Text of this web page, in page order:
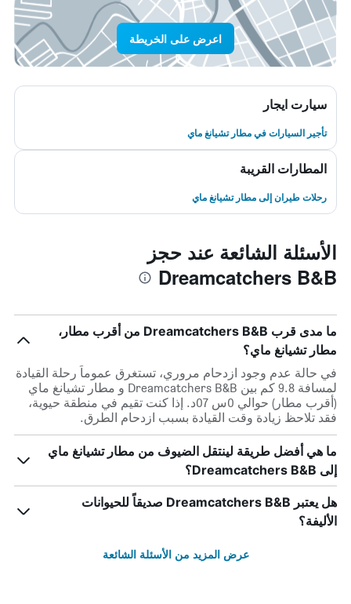
اعرض على الخريطة
سيارت ايجار
تأجير السيارات في مطار تشيانغ ماي
المطارات القريبة
رحلات طيران إلى مطار تشيانغ ماي
الأسئلة الشائعة عند حجز
Dreamcatchers B&B
ما مدى قرب Dreamcatchers B&B من أقرب مطار،
مطار تشيانغ ماي؟
في حالة عدم وجود ازدحام مروري، تستغرق عموماً رحلة القيادة
لمسافة 9.8 كم بين Dreamcatchers B&B و مطار تشيانغ ماي
(أقرب مطار) حوالي 0س 07د. إذا كنت تقيم في منطقة حيوية،
فقد تلاحظ زيادة وقت القيادة بسبب ازدحام الطرق.
ما هي أفضل طريقة لينتقل الضيوف من مطار تشيانغ ماي
إلى Dreamcatchers B&B؟
هل يعتبر Dreamcatchers B&B صديقاً للحيوانات
الأليفة؟
عرض المزيد من الأسئلة الشائعة